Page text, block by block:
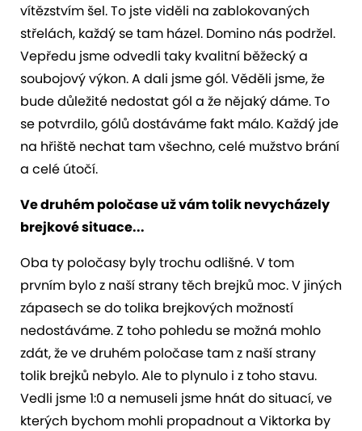
vítězstvím šel. To jste viděli na zablokovaných
střelách, každý se tam házel. Domino nás podržel.
Vepředu jsme odvedli taky kvalitní běžecký a
soubojový výkon. A dali jsme gól. Věděli jsme, že
bude důležité nedostat gól a že nějaký dáme. To
se potvrdilo, gólů dostáváme fakt málo. Každý jde
na hřiště nechat tam všechno, celé mužstvo brání
a celé útočí.
Ve druhém poločase už vám tolik nevycházely
brejkové situace...
Oba ty poločasy byly trochu odlišné. V tom
prvním bylo z naší strany těch brejků moc. V jiných
zápasech se do tolika brejkových možností
nedostáváme. Z toho pohledu se možná mohlo
zdát, že ve druhém poločase tam z naší strany
tolik brejků nebylo. Ale to plynulo i z toho stavu.
Vedli jsme 1:0 a nemuseli jsme hnát do situací, ve
kterých bychom mohli propadnout a Viktorka by